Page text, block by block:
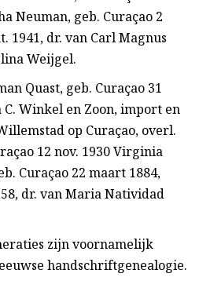
Neuman, geb. Curaçao 2
1941, dr. van Carl Magnus
Weijgel.
Quast, geb. Curaçao 31
Winkel en Zoon, import en
op Curaçao, overl.
12 nov. 1930 Virginia
Curaçao 22 maart 1884,
dr. van Maria Natividad
zijn voornamelijk
handschriftgenealogie.